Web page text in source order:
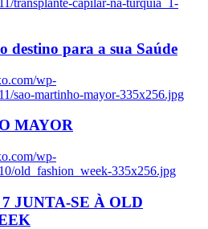
transplante-capilar-na-turquia_1-
destino para a sua Saúde
wp-
sao-martinho-mayor-335x256.jpg
MAYOR
wp-
old_fashion_week-335x256.jpg
JUNTA-SE À OLD